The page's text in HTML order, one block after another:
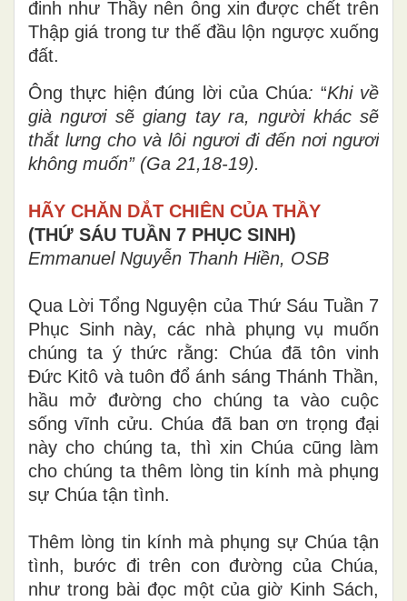
đinh như Thầy nên ông xin được chết trên
Thập giá trong tư thế đầu lộn ngược xuống
đất.
Ông thực hiện đúng lời của Chúa: “Khi về
già ngươi sẽ giang tay ra, người khác sẽ
thắt lưng cho và lôi ngươi đi đến nơi ngươi
không muốn” (Ga 21,18-19).
HÃY CHĂN DẮT CHIÊN CỦA THẦY
(THỨ SÁU TUẦN 7 PHỤC SINH)
Emmanuel Nguyễn Thanh Hiền, OSB
Qua Lời Tổng Nguyện của Thứ Sáu Tuần 7
Phục Sinh này, các nhà phụng vụ muốn
chúng ta ý thức rằng: Chúa đã tôn vinh
Đức Kitô và tuôn đổ ánh sáng Thánh Thần,
hầu mở đường cho chúng ta vào cuộc
sống vĩnh cửu. Chúa đã ban ơn trọng đại
này cho chúng ta, thì xin Chúa cũng làm
cho chúng ta thêm lòng tin kính mà phụng
sự Chúa tận tình.
Thêm lòng tin kính mà phụng sự Chúa tận
tình, bước đi trên con đường của Chúa,
như trong bài đọc một của giờ Kinh Sách,